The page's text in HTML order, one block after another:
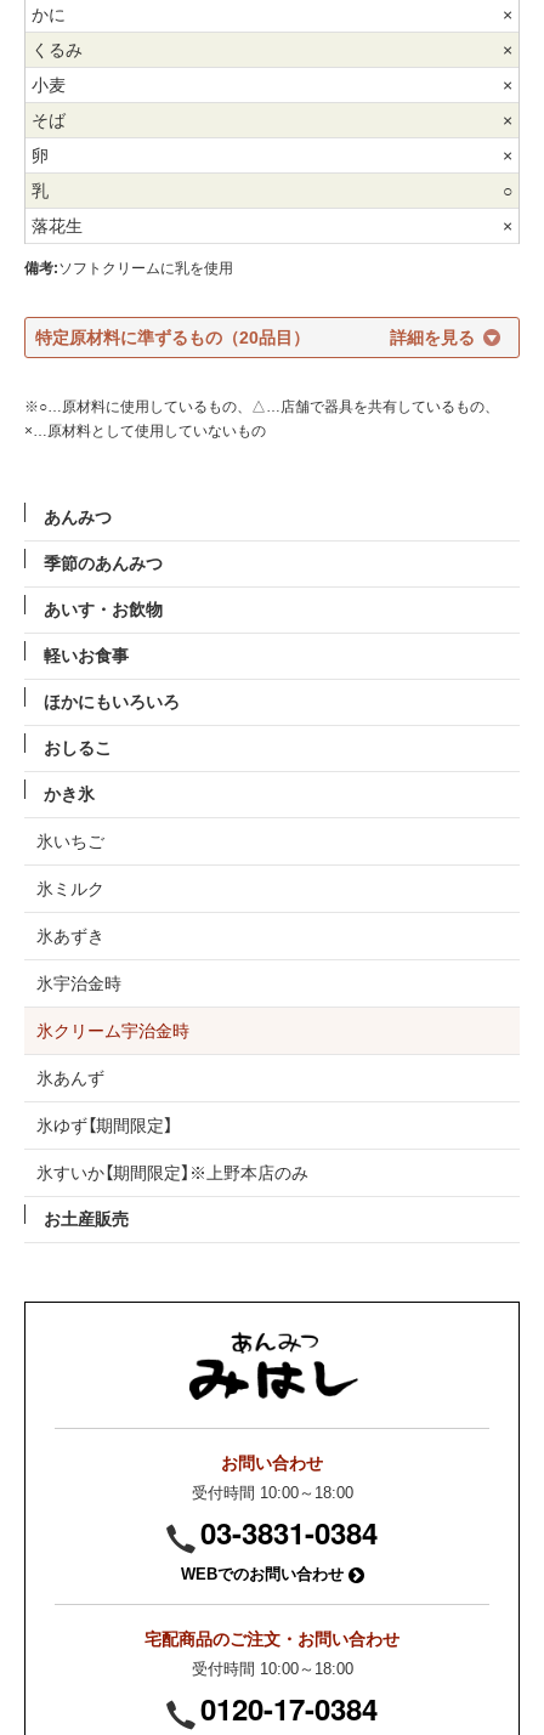
×
×
×
×
×
○
×
備考:ソフトクリームに乳を使用
特定原材料に準ずるもの（20品目）
※○…原材料に使用しているもの、△…店舗で器具を共有しているもの、
×…原材料として使用していないもの
あんみつ
季節のあんみつ
あいす・お飲物
軽いお食事
ほかにもいろいろ
おしるこ
かき氷
氷いちご
氷ミルク
氷あずき
氷宇治金時
氷クリーム宇治金時
氷あんず
氷ゆず【期間限定】
氷すいか【期間限定】※上野本店のみ
お土産販売
お問い合わせ
受付時間 10:00～18:00
03-3831-0384
WEBでのお問い合わせ
宅配商品のご注文・お問い合わせ
受付時間 10:00～18:00
0120-17-0384